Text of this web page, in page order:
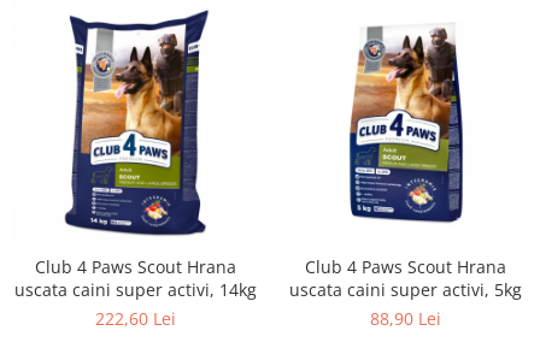
Club 4 Paws Scout Hrana
uscata caini super activi, 14kg
222,60 Lei
Club 4 Paws Scout Hrana
uscata caini super activi, 5kg
88,90 Lei